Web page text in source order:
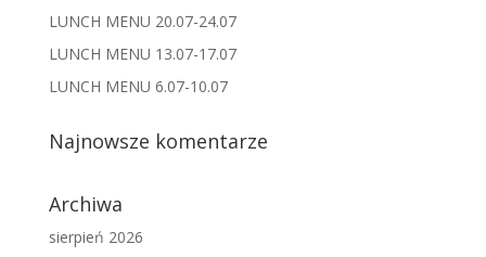
LUNCH MENU 20.07-24.07
LUNCH MENU 13.07-17.07
LUNCH MENU 6.07-10.07
Najnowsze komentarze
Archiwa
sierpień 2026